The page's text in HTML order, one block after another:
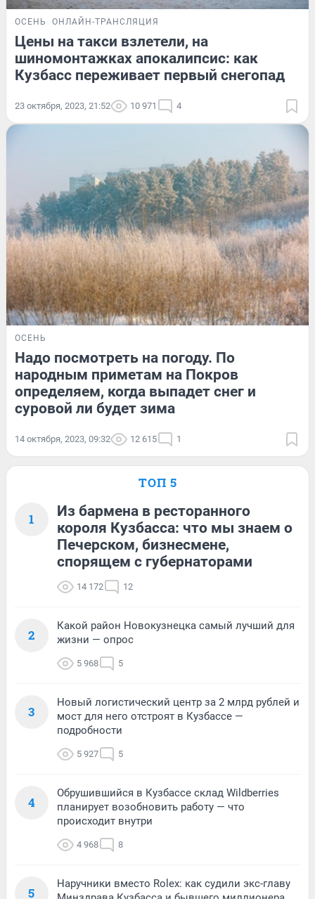
ОСЕНЬ ОНЛАЙН-ТРАНСЛЯЦИЯ
Цены на такси взлетели, на
шиномонтажках апокалипсис: как
Кузбасс переживает первый снегопад
23 октября, 2023, 21:52 10 971 4
ОСЕНЬ
Надо посмотреть на погоду. По
народным приметам на Покров
определяем, когда выпадет снег и
суровой ли будет зима
14 октября, 2023, 09:32 12 615 1
ТОП 5
1
Из бармена в ресторанного
короля Кузбасса: что мы знаем о
Печерском, бизнесмене,
спорящем с губернаторами
14 172 12
2
Какой район Новокузнецка самый лучший для
жизни — опрос
5 968 5
3
Новый логистический центр за 2 млрд рублей и
мост для него отстроят в Кузбассе —
подробности
5 927 5
4
Обрушившийся в Кузбассе склад Wildberries
планирует возобновить работу — что
происходит внутри
4 968 8
5
Наручники вместо Rolex: как судили экс-главу